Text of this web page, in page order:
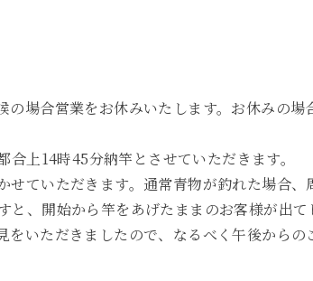
の場合営業をお休みいたします。お休みの
上14時45分納竿とさせていただきます。
せていただきます。通常青物が釣れた場合
と、開始から竿をあげたままのお客様が出
いただきましたので、なるべく午後から